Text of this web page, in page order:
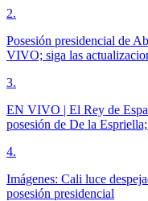
2.
Posesión presidencial de
VIVO; siga las
3.
EN VIVO | El Rey de
posesión de De la
4.
Imágenes: Cali luce
posesión presidencial